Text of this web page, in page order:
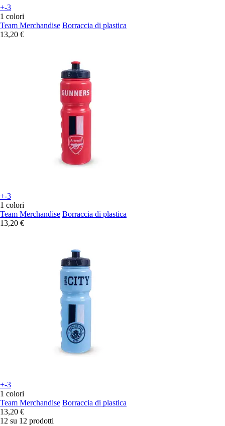
+-3
1 colori
Team Merchandise Borraccia di plastica
13,20 €
+-3
1 colori
Team Merchandise Borraccia di plastica
13,20 €
+-3
1 colori
Team Merchandise Borraccia di plastica
13,20 €
12 su 12 prodotti